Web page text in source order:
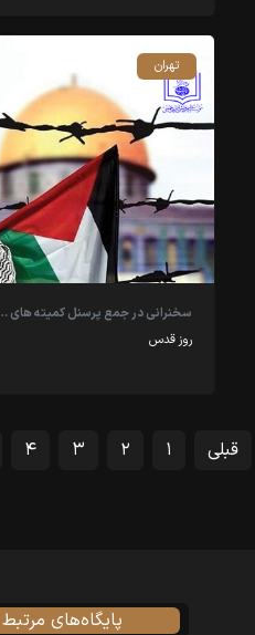
سخنرانی در جمع پرسنل کمیته های …
روز قدس
تهران
قبلی ۱ ۲ ۳ ۴
پایگاه‌های مرتبط